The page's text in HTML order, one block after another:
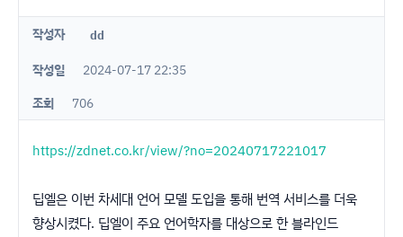
작성자 dd
작성일
2024-07-17 22:35
조회
706
https://zdnet.co.kr/view/?no=20240717221017
딥엘은 이번 차세대 언어 모델 도입을 통해 번역 서비스를 더욱
향상시켰다. 딥엘이 주요 언어학자를 대상으로 한 블라인드